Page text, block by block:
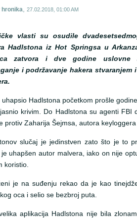
hronika, 27.02.2018, 01:00 AM
vlasti su osudile
Hadlstona iz Hot Springsa u
zatvora i dve godine uslovne
i podržavanje hakera stvaranjem
uhapsio Hadlstona početkom prošle
krivim. Do Hadlstona su agenti FBI
protiv Zaharija Šejmsa, autora
slučaj je jedinstven zato što je to
je uhapšen autor malvera, iako on nije
koristio.
je na suđenju rekao da je kao
oca i selio se bezbroj puta.
aplikacija Hadlstona nije bila